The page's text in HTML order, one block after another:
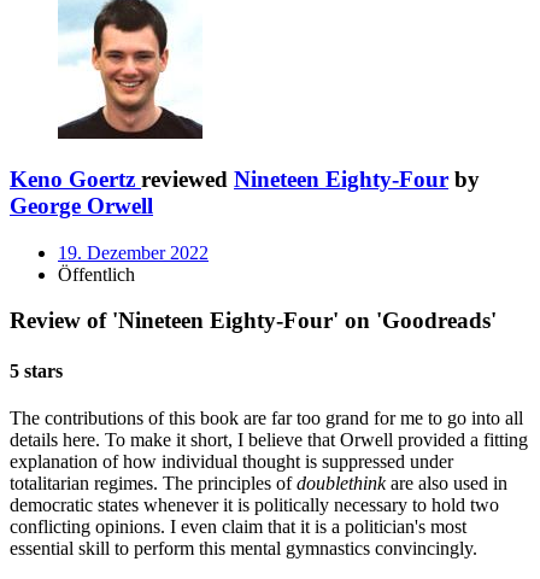
Keno Goertz reviewed Nineteen Eighty-Four by
George Orwell
19. Dezember 2022
Öffentlich
Review of 'Nineteen Eighty-Four' on 'Goodreads'
5 stars
The contributions of this book are far too grand for me to go into all
details here. To make it short, I believe that Orwell provided a fitting
explanation of how individual thought is suppressed under
totalitarian regimes. The principles ofdoublethinkare also used in
democratic states whenever it is politically necessary to hold two
conflicting opinions. I even claim that it is a politician's most
essential skill to perform this mental gymnastics convincingly.